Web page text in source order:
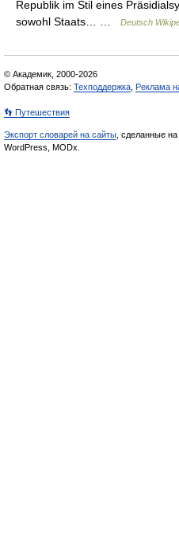
Republik im Stil eines
sowohl Staats… …
Deutsch
© Академик, 2000-2026
Обратная связь: Техподдержка Реклама
👣 Путешествия
Экспорт словарей на сайты , сделанные на
WordPress, MODx.